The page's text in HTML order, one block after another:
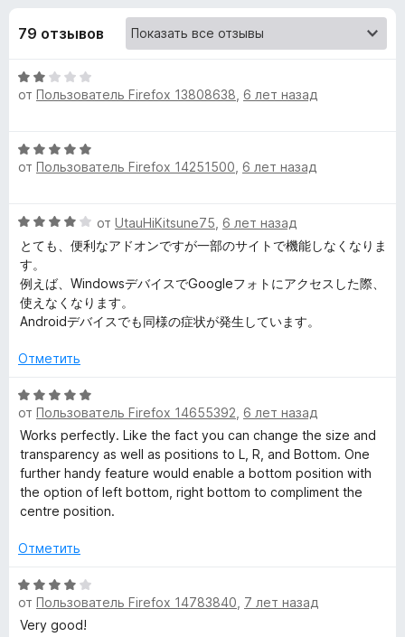
з
е
F
e
x
«
T
o
p
a
n
d
B
o
t
t
o
m
4
5
79 отзывов
О
ц
е
н
а
2
и
з
5
от Пользователь Firefox 13808638 6 лет назад
О
ц
е
н
о
н
а
5
з
от Пользователь Firefox 14251500 6 лет назад
О
ц
е
н
е
н
н
4
и
з
5
от UtauHiKitsune75 6 лет назад
とても、便利なアドオンですが一部のサイトで機能しなくなりま
す。
例えば、WindowsデバイスでGoogleフォトにアクセスした際、
使えなくなります。
Androidデバイスでも同様の症状が発生しています。
Отметить
О
ц
е
н
е
н
о
а
и
з
5
от Пользователь Firefox 14655392 6 лет назад
Works perfectly. Like the fact you can change the size and
transparency as well as positions to L, R, and Bottom. One
further handy feature would enable a bottom position with
the option of left bottom, right bottom to compliment the
centre position.
Отметить
О
ц
е
от Пользователь Firefox 14783840 7 лет назад
Very good!